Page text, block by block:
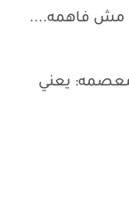
مش فاهمه....
معصمه: يعني